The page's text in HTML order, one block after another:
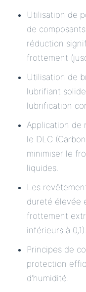
Utilisation de
de
réduction
frottement
Utilisation de
lubrifiant
lubrification
Application de
le DLC
minimiser le
liquides.
Les
dureté élevée
frottement
inférieurs à 0,1).
Principes de
protection
d’humidité.